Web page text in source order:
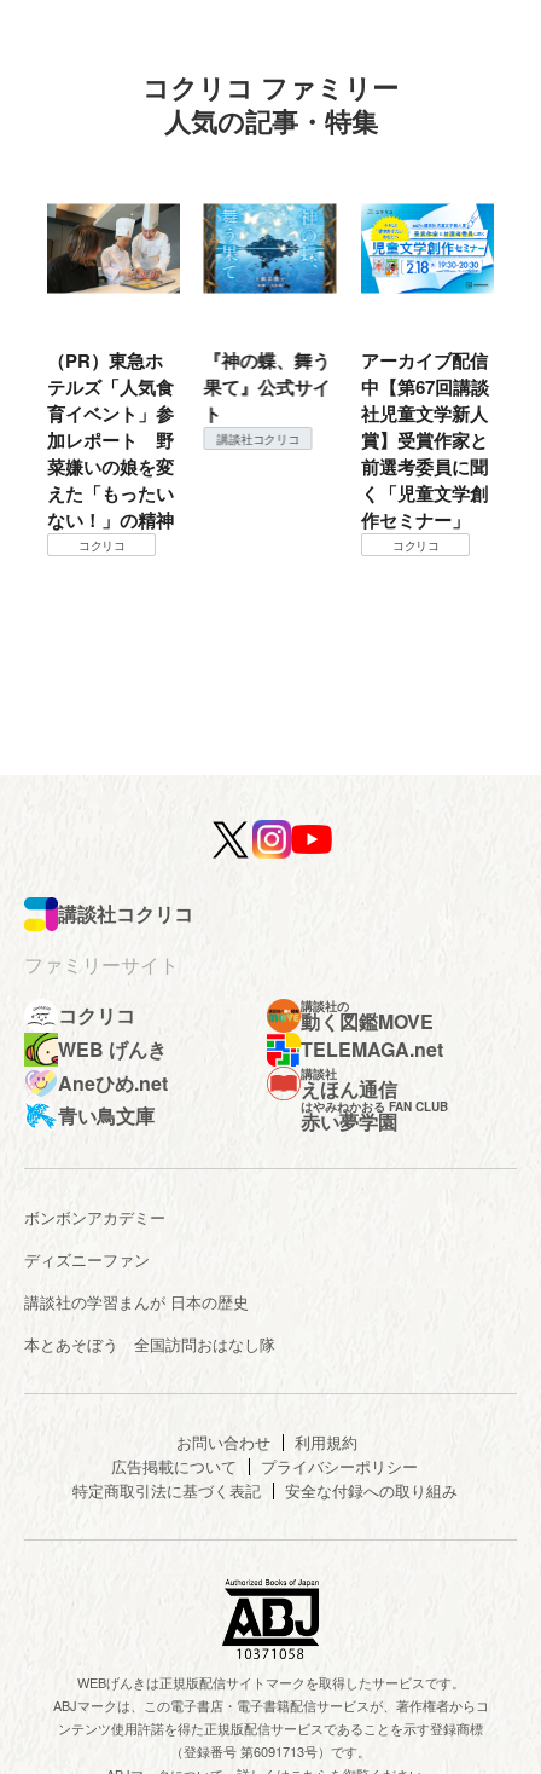
コクリコ ファミリー
人気の記事・特集
（PR）東急ホ
テルズ「人気食
育イベント」参
加レポート 野
菜嫌いの娘を変
えた「もったい
ない！」の精神
コクリコ
『神の蝶、舞う
果て』公式サイ
ト
講談社コクリコ
アーカイブ配信
中【第67回講談
社児童文学新人
賞】受賞作家と
前選考委員に聞
く「児童文学創
作セミナー」
コクリコ
講談社コクリコ
ファミリーサイト
コクリコ
講談社の
動く図鑑MOVE
WEB げんき
TELEMAGA.net
Aneひめ.net
講談社
えほん通信
青い鳥文庫
はやみねかおる FAN CLUB
赤い夢学園
ボンボンアカデミー
ディズニーファン
講談社の学習まんが 日本の歴史
本とあそぼう 全国訪問おはなし隊
お問い合わせ
利用規約
広告掲載について
プライバシーポリシー
特定商取引法に基づく表記
安全な付録への取り組み
WEBげんきは正規版配信サイトマークを取得したサービスです。
ABJマークは、この電子書店・電子書籍配信サービスが、著作権者からコ
ンテンツ使用許諾を得た正規版配信サービスであることを示す登録商標
（登録番号 第6091713号）です。